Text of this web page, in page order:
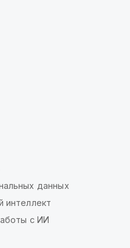
данных
интеллект
с ИИ